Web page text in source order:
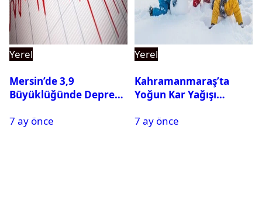
Yerel
Mersin’de 3,9
Büyüklüğünde Deprem
7 ay önce
Yerel
Kahramanmaraş’ta
Yoğun Kar Yağışı
Tatil
7 ay önce